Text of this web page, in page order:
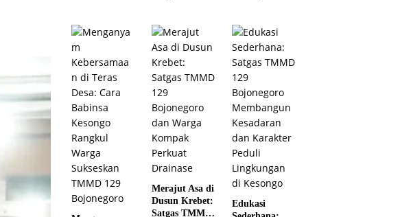
mas Gencar
Edukasi
Tanamkan
Kesadaran
serta Taat
Aturan di
Kampung
Sesor
ke-129 Kodim
1505/Tidore
Material
Semen
Merajut Asa di
Dusun Krebet:
Satgas TMMD
Edukasi